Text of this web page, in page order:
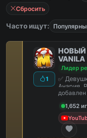
Сбросить
Часто ищут:
1
НОВЫЙ
VANILA
Лидер
✅
Анария,
1,652